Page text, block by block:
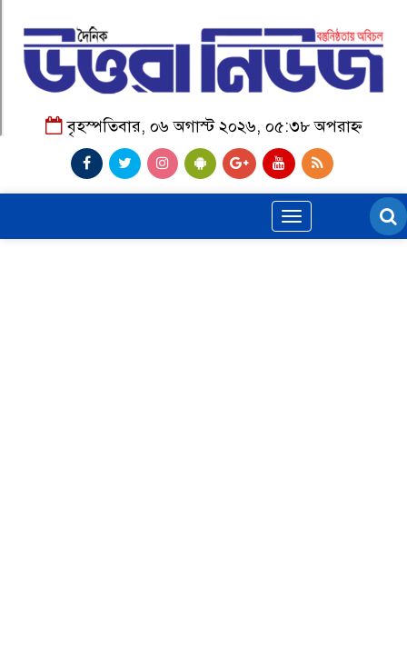
বৃহস্পতিবার, ০৬ অগাস্ট ২০২৬, ০৫:৩৮ অপরাহ্ন
Toggle
navigation